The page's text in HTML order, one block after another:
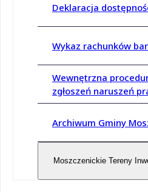
Deklaracja
Wykaz rachunków
Wewnętrzna
zgłoszeń naruszeń
Archiwum Gminy
Moszczenickie Tereny